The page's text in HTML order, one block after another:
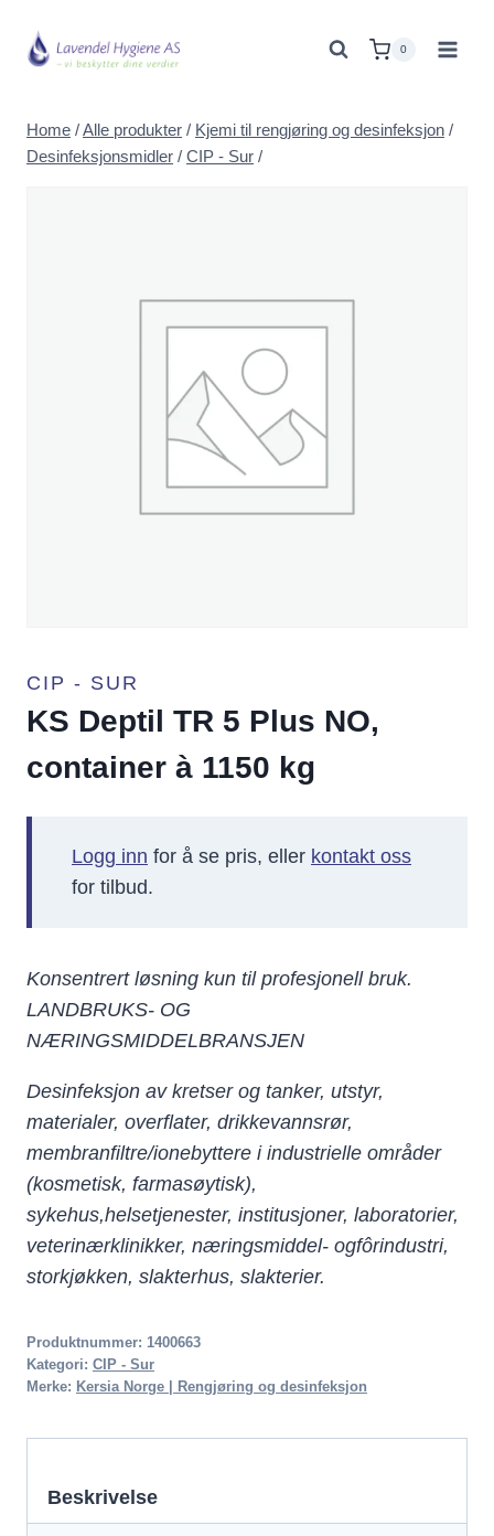
0
Home /Alle produkter / Kjemi til rengjøring og desinfeksjon /
Desinfeksjonsmidler / CIP - Sur /
CIP - SUR
KS Deptil TR 5 Plus NO,
container à 1150 kg
Logg inn for å se pris, eller kontakt oss
for tilbud.
Konsentrert løsning kun til profesjonell bruk.
LANDBRUKS- OG
NÆRINGSMIDDELBRANSJEN
Desinfeksjon av kretser og tanker, utstyr,
materialer, overflater, drikkevannsrør,
membranfiltre/ionebyttere i industrielle områder
(kosmetisk, farmasøytisk),
sykehus,helsetjenester, institusjoner, laboratorier,
veterinærklinikker, næringsmiddel- ogfôrindustri,
storkjøkken, slakterhus, slakterier.
Produktnummer: 1400663
Kategori: CIP - Sur
Merke: Kersia Norge | Rengjøring og desinfeksjon
Beskrivelse